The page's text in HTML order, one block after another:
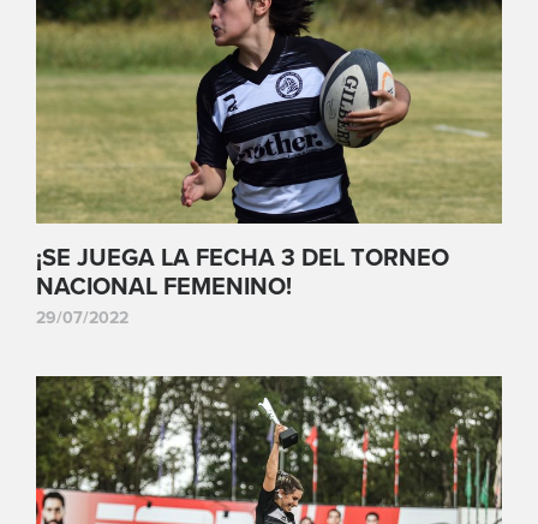
¡SE JUEGA LA FECHA 3 DEL TORNEO
NACIONAL FEMENINO!
29/07/2022